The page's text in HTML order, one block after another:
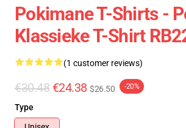
Pokimane T-Shirts -
Klassieke T-Shirt
(1 customer reviews)
€30.48 €24.38 $26.50 -20%
Type